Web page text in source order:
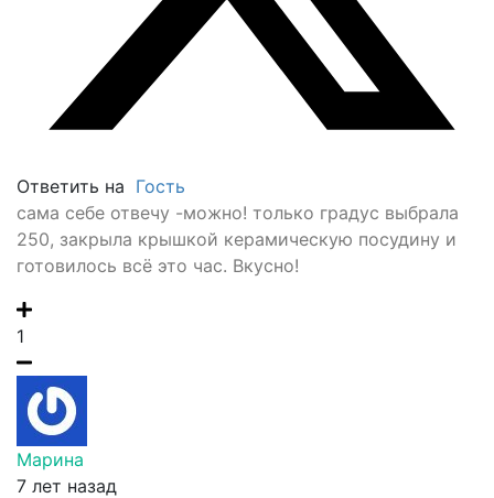
Ответить на Гость
сама себе отвечу -можно! только градус выбрала
250, закрыла крышкой керамическую посудину и
готовилось всё это час. Вкусно!
1
Марина
7 лет назад